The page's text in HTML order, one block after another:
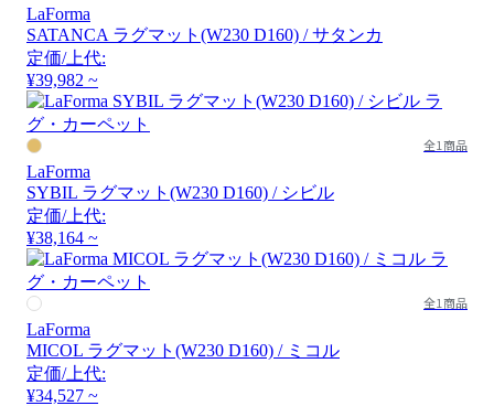
LaForma
SATANCA ラグマット(W230 D160) / サタンカ
定価/上代:
¥39,982 ~
全1商品
LaForma
SYBIL ラグマット(W230 D160) / シビル
定価/上代:
¥38,164 ~
全1商品
LaForma
MICOL ラグマット(W230 D160) / ミコル
定価/上代:
¥34,527 ~